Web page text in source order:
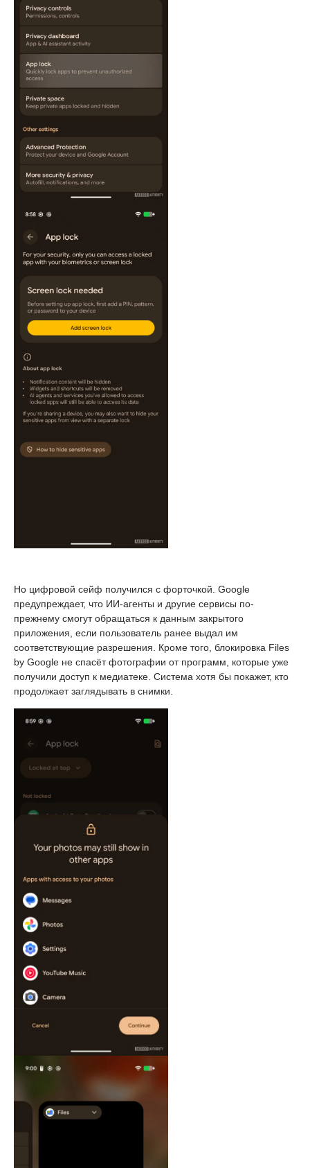
Но цифровой сейф получился с форточкой. Google
предупреждает, что ИИ-агенты и другие сервисы по-
прежнему смогут обращаться к данным закрытого
приложения, если пользователь ранее выдал им
соответствующие разрешения. Кроме того, блокировка Files
by Google не спасёт фотографии от программ, которые уже
получили доступ к медиатеке. Система хотя бы покажет, кто
продолжает заглядывать в снимки.